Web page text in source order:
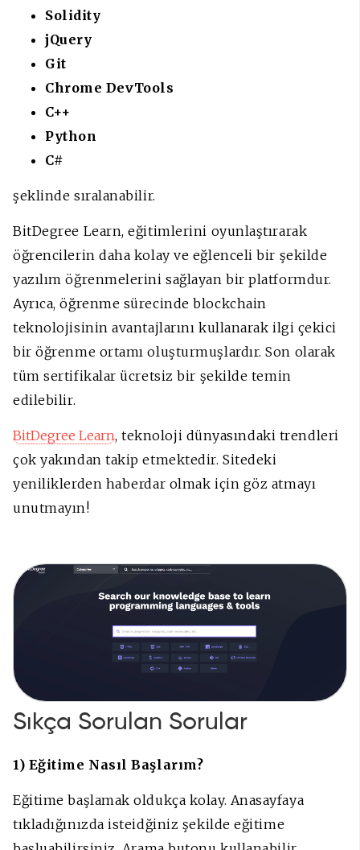
Solidity
jQuery
Git
Chrome DevTools
C++
Python
C#
şeklinde sıralanabilir.
BitDegree Learn, eğitimlerini oyunlaştırarak
öğrencilerin daha kolay ve eğlenceli bir şekilde
yazılım öğrenmelerini sağlayan bir platformdur.
Ayrıca, öğrenme sürecinde blockchain
teknolojisinin avantajlarını kullanarak ilgi çekici
bir öğrenme ortamı oluşturmuşlardır. Son olarak
tüm sertifikalar ücretsiz bir şekilde temin
edilebilir.
BitDegree Learn, teknoloji dünyasındaki trendleri
çok yakından takip etmektedir. Sitedeki
yeniliklerden haberdar olmak için göz atmayı
unutmayın!
Sıkça Sorulan Sorular
1) Eğitime Nasıl Başlarım?
Eğitime başlamak oldukça kolay. Anasayfaya
tıkladığınızda isteidğiniz şekilde eğitime